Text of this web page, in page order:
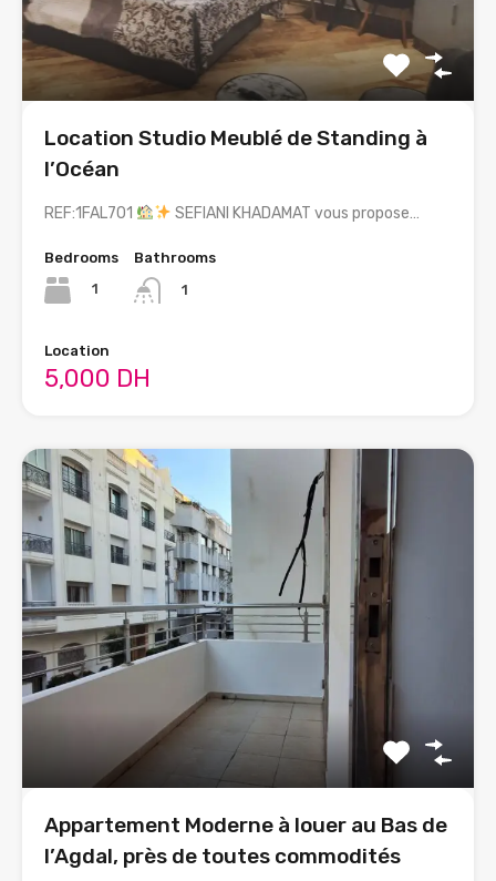
Location Studio Meublé de Standing à
l’Océan
REF:1FAL701 SEFIANI KHADAMAT vous propose…
Bedrooms
1
Bathrooms
1
Location
5,000 DH
Appartement Moderne à louer au Bas de
l’Agdal, près de toutes commodités